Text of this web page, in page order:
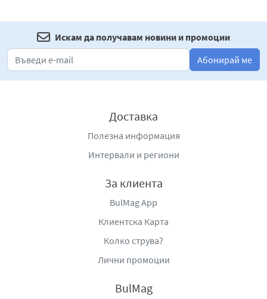
Искам да получавам новини и промоции
Абонирай ме
Доставка
Полезна информация
Интервали и региони
За клиента
BulMag App
Клиентска Карта
Колко струва?
Лични промоции
BulMag